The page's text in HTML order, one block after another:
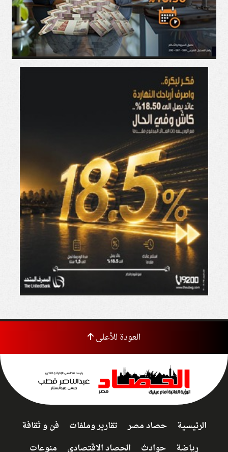
العودة للأعلى
الرئيسية حصاد مصر تقارير وملفات
فن و ثقافة
رياضة
حوادث الحصاد الاقتصادى منوعات